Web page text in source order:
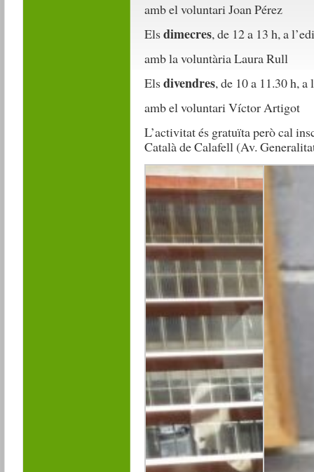
amb el voluntari Joan Pérez
Elsdimecres, de 12 a 13 h, a
amb la voluntària Laura Rull
Elsdivendres, de 10 a 11.30 h, a
amb el voluntari Víctor Artigot
L’activitat és gratuïta però cal
Català de Calafell (Av.